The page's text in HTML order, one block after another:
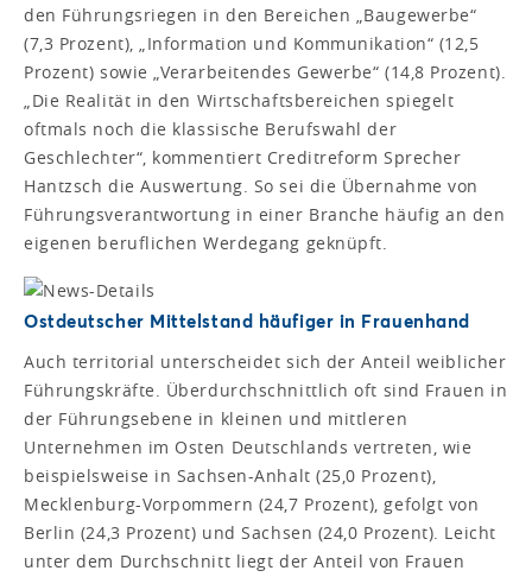
den Führungsriegen in den Bereichen „Baugewerbe“
(7,3 Prozent), „Information und Kommunikation“ (12,5
Prozent) sowie „Verarbeitendes Gewerbe“ (14,8 Prozent).
„Die Realität in den Wirtschaftsbereichen spiegelt
oftmals noch die klassische Berufswahl der
Geschlechter“, kommentiert Creditreform Sprecher
Hantzsch die Auswertung. So sei die Übernahme von
Führungsverantwortung in einer Branche häufig an den
eigenen beruflichen Werdegang geknüpft.
Ostdeutscher Mittelstand häufiger in Frauenhand
Auch territorial unterscheidet sich der Anteil weiblicher
Führungskräfte. Überdurchschnittlich oft sind Frauen in
der Führungsebene in kleinen und mittleren
Unternehmen im Osten Deutschlands vertreten, wie
beispielsweise in Sachsen-Anhalt (25,0 Prozent),
Mecklenburg-Vorpommern (24,7 Prozent), gefolgt von
Berlin (24,3 Prozent) und Sachsen (24,0 Prozent). Leicht
unter dem Durchschnitt liegt der Anteil von Frauen